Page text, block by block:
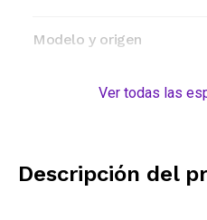
Modelo y origen
Ver todas las
Descripción del